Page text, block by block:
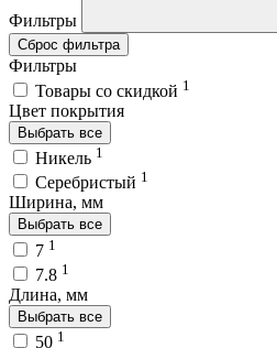
Фильтры
Сброс фильтра
Фильтры
Товары со скидкой 1
Цвет покрытия
Выбрать все
Никель 1
Серебристый 1
Ширина, мм
Выбрать все
7 1
7.8 1
Длина, мм
Выбрать все
50 1